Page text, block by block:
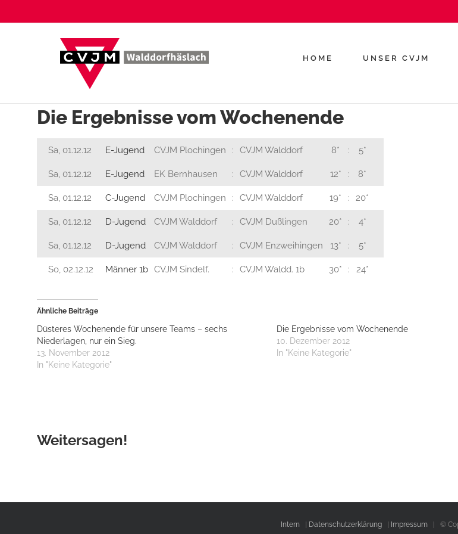
Inhalt
HOME UNSER CVJM
Die Ergebnisse vom Wochenende
Sa, 01.12.12 E-Jugend CVJM Plochingen : CVJM Walddorf 8* : 5*
Sa, 01.12.12 E-Jugend EK Bernhausen : CVJM Walddorf 12* : 8*
Sa, 01.12.12 C-Jugend CVJM Plochingen : CVJM Walddorf 19* : 20*
Sa, 01.12.12 D-Jugend CVJM Walddorf : CVJM Dußlingen 20* : 4*
Sa, 01.12.12 D-Jugend CVJM Walddorf : CVJM Enzweihingen 13* : 5*
So, 02.12.12 Männer 1b CVJM Sindelf. : CVJM Waldd. 1b 30* : 24*
Ähnliche Beiträge
Düsteres Wochenende für unsere Teams – sechs
Niederlagen, nur ein Sieg.
13. November 2012
In "Keine Kategorie"
Die Ergebnisse vom Wochenende
10. Dezember 2012
In "Keine Kategorie"
Weitersagen!
Intern | Datenschutzerklärung | Impressum | ©